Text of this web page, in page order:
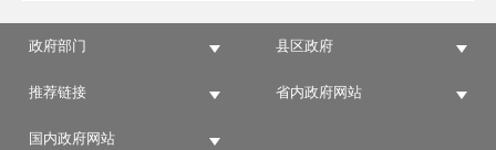
政府部门 县区政府
推荐链接 省内政府网站
国内政府网站